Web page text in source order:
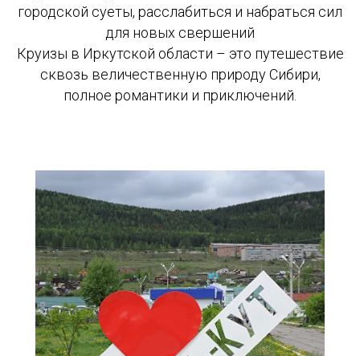
городской суеты, расслабиться и набраться сил
для новых свершений
Круизы в Иркутской области – это путешествие
сквозь величественную природу Сибири,
полное романтики и приключений.